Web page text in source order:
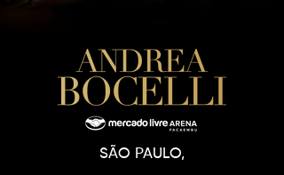
SÃO PAULO,